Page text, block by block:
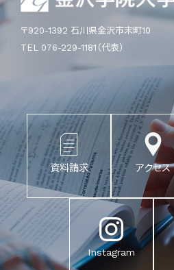
〒920-1392 石川県金沢市末町10
TEL 076-229-1181（代表）
資料請求 アクセス
Instagram